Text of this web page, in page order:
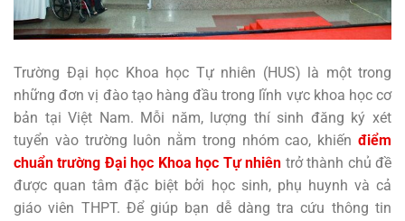
Trường Đại học Khoa học Tự nhiên (HUS) là một trong
những đơn vị đào tạo hàng đầu trong lĩnh vực khoa học cơ
bản tại Việt Nam. Mỗi năm, lượng thí sinh đăng ký xét
tuyển vào trường luôn nằm trong nhóm cao, khiến điểm
chuẩn trường Đại học Khoa học Tự nhiên trở thành chủ đề
được quan tâm đặc biệt bởi học sinh, phụ huynh và cả
giáo viên THPT. Để giúp bạn dễ dàng tra cứu thông tin